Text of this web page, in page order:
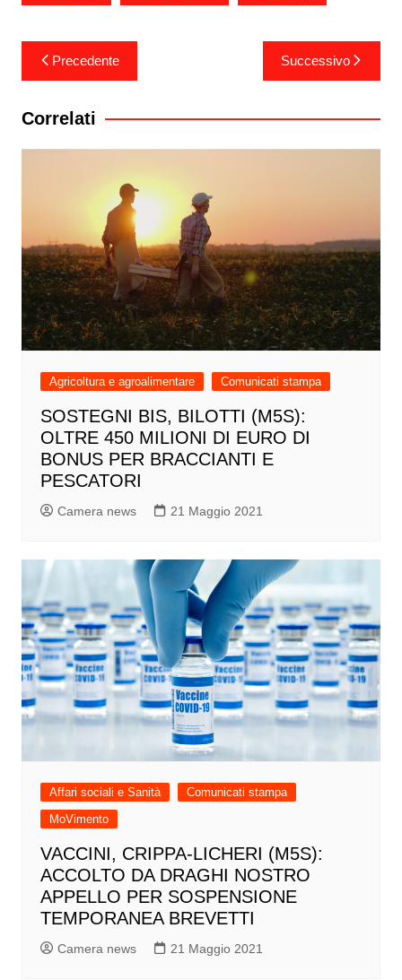
Navigazione
articoli
Precedente Successivo
Correlati
Agricoltura e agroalimentare Comunicati stampa
SOSTEGNI BIS, BILOTTI (M5S):
OLTRE 450 MILIONI DI EURO DI
BONUS PER BRACCIANTI E
PESCATORI
Camera news 21 Maggio 2021
Affari sociali e Sanità
Comunicati stampa
MoVimento
VACCINI, CRIPPA-LICHERI (M5S):
ACCOLTO DA DRAGHI NOSTRO
APPELLO PER SOSPENSIONE
TEMPORANEA BREVETTI
Camera news 21 Maggio 2021